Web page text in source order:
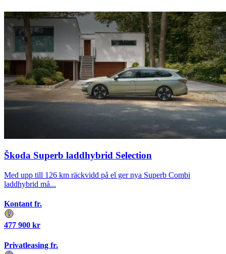
Škoda Superb laddhybrid Selection
Med upp till 126 km räckvidd på el ger nya Superb Combi
laddhybrid må...
Kontant fr.
477 900 kr
Privatleasing fr.